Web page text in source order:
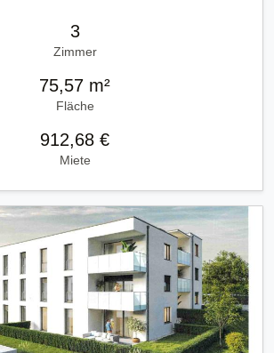
3
Zimmer
75,57 m²
Fläche
912,68 €
Miete